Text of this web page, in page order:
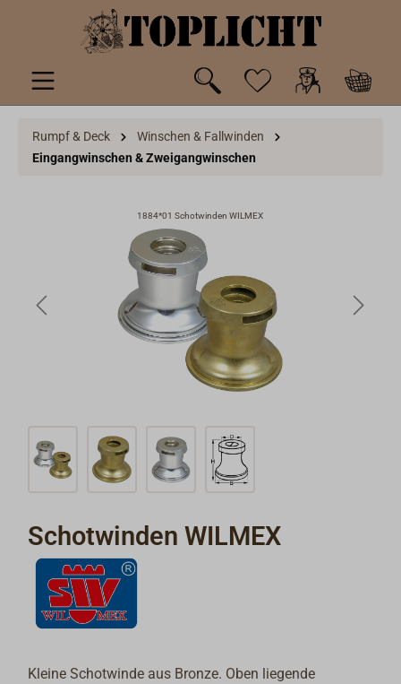
springen
Rumpf & Deck
Winschen & Fallwinden
Eingangwinschen & Zweigangwinschen
1884*01 Schotwinden WILMEX
Schotwinden WILMEX
Kleine Schotwinde aus Bronze. Oben liegende